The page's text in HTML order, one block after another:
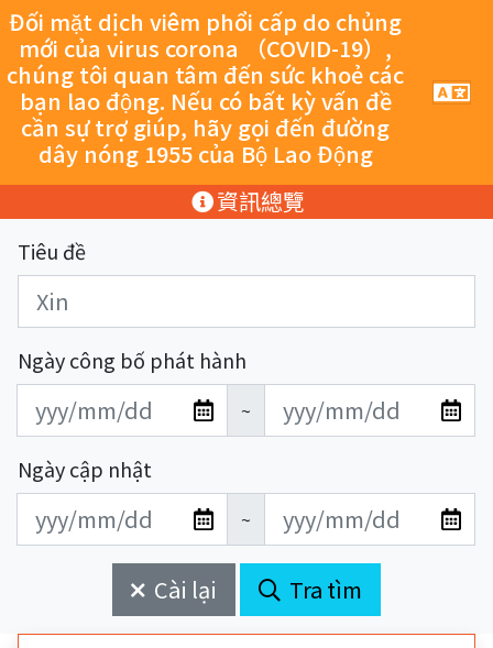
跳至主要內容
Đối mặt dịch viêm phổi cấp do chủng
mới của virus corona （COVID-19）,
chúng tôi quan tâm đến sức khoẻ các
bạn lao động. Nếu có bất kỳ vấn đề
cần sự trợ giúp, hãy gọi đến đường
dây nóng 1955 của Bộ Lao Động
手
機
按
資訊總覽
Tiêu đề
Ngày công bố phát hành
日
期
開
始
~
日
期
結
束
Ngày cập nhật
~
Cài lại Tra tìm